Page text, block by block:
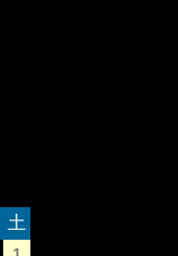
土